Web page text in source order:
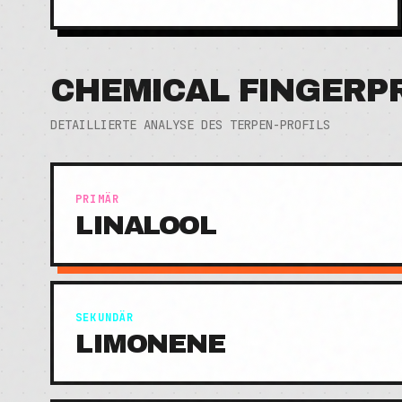
CHEMICAL
DETAILLIERTE ANALYSE DES TERPEN-PROFILS
PRIMÄR
LINALOOL
SEKUNDÄR
LIMONENE